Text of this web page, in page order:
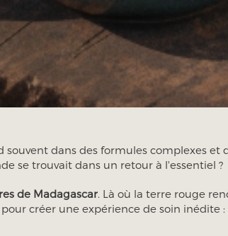
dans des formules complexes et
se trouvait dans un retour à l'essentiel ?
de Madagascar. Là où la terre rouge
créer une expérience de soin inédite